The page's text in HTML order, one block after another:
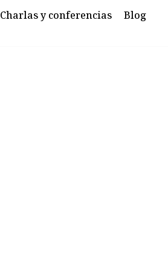
Charlas y conferencias
Blog